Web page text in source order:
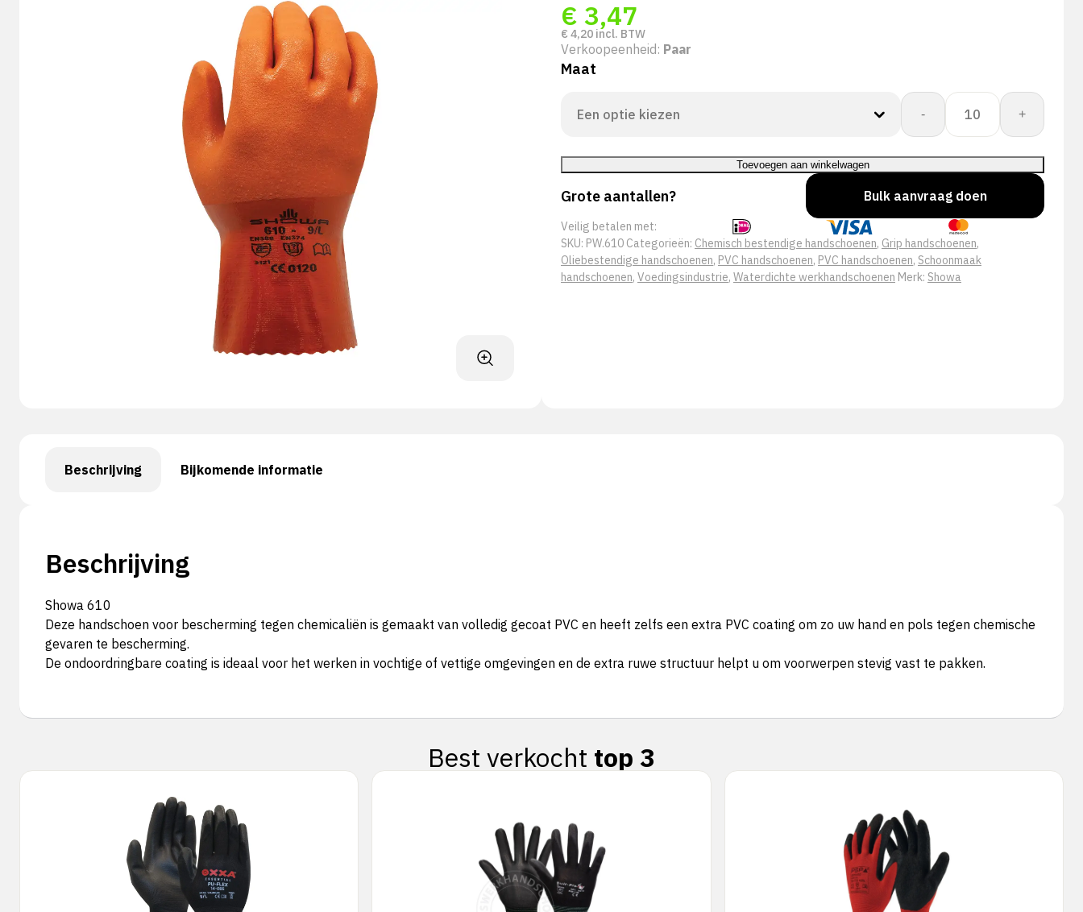
€ 3,47
€ 4,20 incl. BTW
Verkoopeenheid: Paar
Maat
-
Showa
610
aantal
+
Toevoegen aan winkelwagen
Grote aantallen? Bulk aanvraag doen
Veilig betalen met:
SKU: PW.610 Categorieën: Chemisch bestendige handschoenen, Grip handschoenen,
Oliebestendige handschoenen, PVC handschoenen, PVC handschoenen, Schoonmaak
handschoenen, Voedingsindustrie, Waterdichte werkhandschoenen Merk: Showa
Beschrijving Bijkomende informatie
Beschrijving
Showa 610
Deze handschoen voor bescherming tegen chemicaliën is gemaakt van volledig gecoat PVC en heeft zelfs een extra PVC coating om zo uw hand en pols tegen chemische
gevaren te bescherming.
De ondoordringbare coating is ideaal voor het werken in vochtige of vettige omgevingen en de extra ruwe structuur helpt u om voorwerpen stevig vast te pakken.
Best verkocht top 3